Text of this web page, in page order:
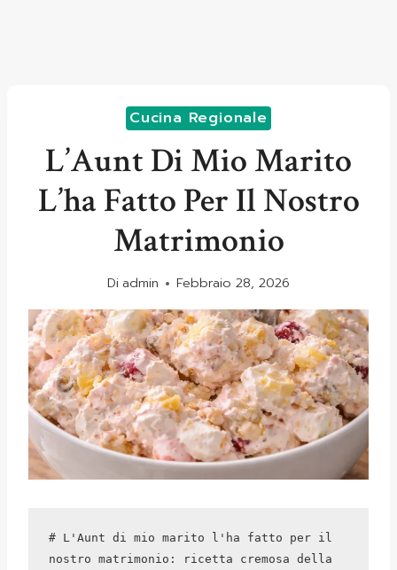
Cucina Regionale
L’Aunt Di Mio Marito
L’ha Fatto Per Il Nostro
Matrimonio
Di admin Febbraio 28, 2026
# L'Aunt di mio marito l'ha fatto per il
nostro matrimonio: ricetta cremosa della